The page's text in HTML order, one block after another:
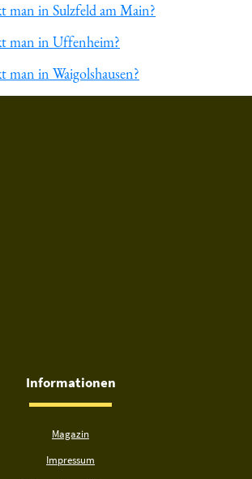
man in Sulzfeld am Main?
man in Uffenheim?
man in Waigolshausen?
Informationen
Magazin
Impressum